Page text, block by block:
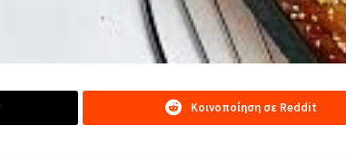
Κοινοποίηση σε Reddit